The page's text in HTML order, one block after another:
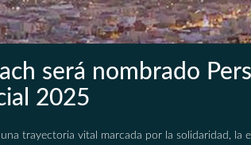
será nombrado
2025
trayectoria vital marcada por la solidaridad, la